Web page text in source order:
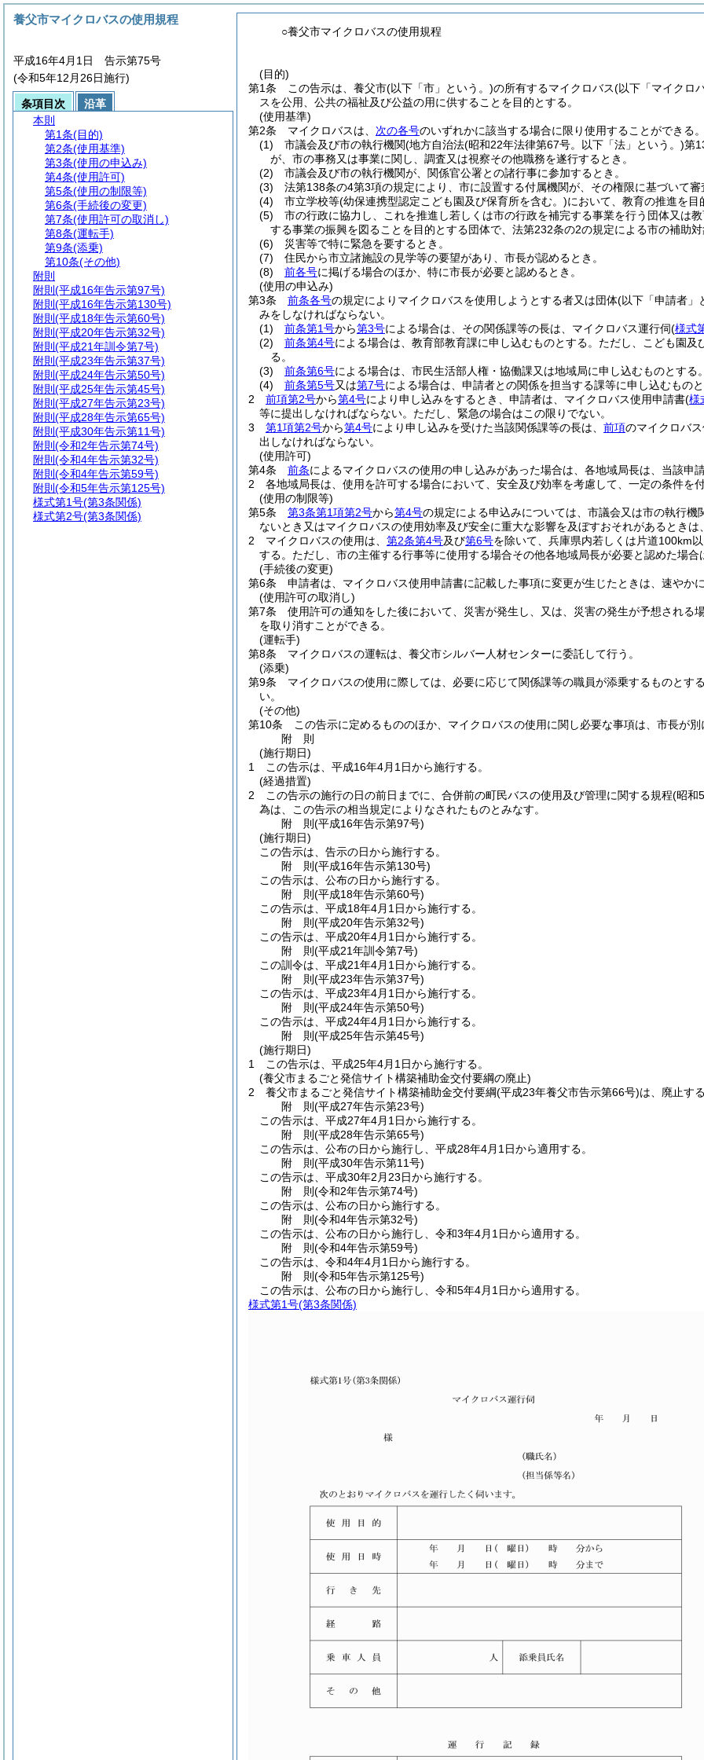
○養父市マイクロバスの使用規程
(目的)
第1条
この告示は、養父市(以下「市」という。)の所有するマイクロバス(以下「マイクロ
スを公用、公共の福祉及び公益の用に供することを目的とする。
(使用基準)
第2条
マイクロバスは、 次の各号のいずれかに該当する場合に限り使用することができる
(1)
市議会及び市の執行機関(地方自治法(昭和22年法律第67号。以下「法」という。)第
が、市の事務又は事業に関し、調査又は視察その他職務を遂行するとき。
(2)
市議会及び市の執行機関が、関係官公署との諸行事に参加するとき。
(3)
法第138条の4第3項の規定により、市に設置する付属機関が、その権限に基づいて
(4)
市立学校等(幼保連携型認定こども園及び保育所を含む。)において、教育の推進を
(5)
市の行政に協力し、これを推進し若しくは市の行政を補完する事業を行う団体又は
する事業の振興を図ることを目的とする団体で、法第232条の2の規定による市の補助
(6)
災害等で特に緊急を要するとき。
(7)
住民から市立諸施設の見学等の要望があり、市長が認めるとき。
(8)
前各号に掲げる場合のほか、特に市長が必要と認めるとき。
(使用の申込み)
第3条
前条各号の規定によりマイクロバスを使用しようとする者又は団体(以下「申請者」
みをしなければならない。
(1)
前条第1号から第3号による場合は、その関係課等の長は、マイクロバス運行伺(様式
(2)
前条第4号による場合は、教育部教育課に申し込むものとする。 ただし、こども園及
る。
(3)
前条第6号による場合は、市民生活部人権・協働課又は地域局に申し込むものとする
(4)
前条第5号又は第7号による場合は、申請者との関係を担当する課等に申し込むもの
2
前項第2号から第4号により申し込みをするとき、申請者は、マイクロバス使用申請書(様
等に提出しなければならない。 ただし、緊急の場合はこの限りでない。
3
第1項第2号から第4号により申し込みを受けた当該関係課等の長は、 前項のマイクロバ
出しなければならない。
(使用許可)
第4条
前条によるマイクロバスの使用の申し込みがあった場合は、各地域局長は、当該申
2
各地域局長は、使用を許可する場合において、安全及び効率を考慮して、一定の条件を
(使用の制限等)
第5条
第3条第1項第2号から第4号の規定による申込みについては、市議会又は市の執行
ないとき又はマイクロバスの使用効率及び安全に重大な影響を及ぼすおそれがあるとき
2
マイクロバスの使用は、 第2条第4号及び第6号を除いて、兵庫県内若しくは片道100km
する。 ただし、市の主催する行事等に使用する場合その他各地域局長が必要と認めた場合
(手続後の変更)
第6条
申請者は、マイクロバス使用申請書に記載した事項に変更が生じたときは、速やか
(使用許可の取消し)
第7条
使用許可の通知をした後において、災害が発生し、又は、災害の発生が予想され
を取り消すことができる。
(運転手)
第8条
マイクロバスの運転は、養父市シルバー人材センターに委託して行う。
(添乗)
第9条
マイクロバスの使用に際しては、必要に応じて関係課等の職員が添乗するものとす
い。
(その他)
第10条
この告示に定めるもののほか、マイクロバスの使用に関し必要な事項は、市長が
附 則
(施行期日)
1
この告示は、平成16年4月1日から施行する。
(経過措置)
2
この告示の施行の日の前日までに、合併前の町民バスの使用及び管理に関する規程(昭和
為は、この告示の相当規定によりなされたものとみなす。
附 則(平成16年告示第97号)
(施行期日)
この告示は、告示の日から施行する。
附 則(平成16年告示第130号)
この告示は、公布の日から施行する。
附 則(平成18年告示第60号)
この告示は、平成18年4月1日から施行する。
附 則(平成20年告示第32号)
この告示は、平成20年4月1日から施行する。
附 則(平成21年訓令第7号)
この訓令は、平成21年4月1日から施行する。
附 則(平成23年告示第37号)
この告示は、平成23年4月1日から施行する。
附 則(平成24年告示第50号)
この告示は、平成24年4月1日から施行する。
附 則(平成25年告示第45号)
(施行期日)
1
この告示は、平成25年4月1日から施行する。
(養父市まるごと発信サイト構築補助金交付要綱の廃止)
2
養父市まるごと発信サイト構築補助金交付要綱(平成23年養父市告示第66号)は、廃止す
附 則(平成27年告示第23号)
この告示は、平成27年4月1日から施行する。
附 則(平成28年告示第65号)
この告示は、公布の日から施行し、平成28年4月1日から適用する。
附 則(平成30年告示第11号)
この告示は、平成30年2月23日から施行する。
附 則(令和2年告示第74号)
この告示は、公布の日から施行する。
附 則(令和4年告示第32号)
この告示は、公布の日から施行し、令和3年4月1日から適用する。
附 則(令和4年告示第59号)
この告示は、令和4年4月1日から施行する。
附 則(令和5年告示第125号)
この告示は、公布の日から施行し、令和5年4月1日から適用する。
様式第1号(第3条関係)
養父市マイクロバスの使用規程
平成16年4月1日 告示第75号
(令和5年12月26日施行)
条項目次
沿革
本則
第1条(目的)
第2条(使用基準)
第3条(使用の申込み)
第4条(使用許可)
第5条(使用の制限等)
第6条(手続後の変更)
第7条(使用許可の取消し)
第8条(運転手)
第9条(添乗)
第10条(その他)
附則
附則 (平成16年告示第97号)
附則 (平成16年告示第130号)
附則 (平成18年告示第60号)
附則 (平成20年告示第32号)
附則 (平成21年訓令第7号)
附則 (平成23年告示第37号)
附則 (平成24年告示第50号)
附則 (平成25年告示第45号)
附則 (平成27年告示第23号)
附則 (平成28年告示第65号)
附則 (平成30年告示第11号)
附則 (令和2年告示第74号)
附則 (令和4年告示第32号)
附則 (令和4年告示第59号)
附則 (令和5年告示第125号)
様式第1号(第3条関係)
様式第2号(第3条関係)